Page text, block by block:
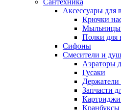
Сантехника
Аксессуары для
Крючки
Полки для
Сифоны
Смесители и
Аэраторы
Гусаки
Держатели
Запчасти
Картриджи
Кранбуксы